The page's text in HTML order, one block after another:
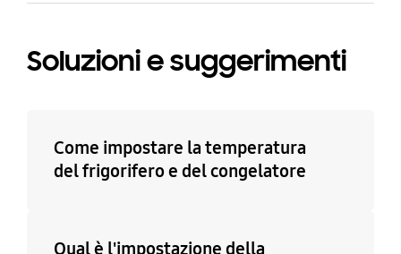
Soluzioni e suggerimenti
Come impostare la temperatura
del frigorifero e del congelatore
Qual è l'impostazione della